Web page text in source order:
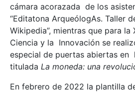
cámara acorazada de los
“Editatona ArqueólogAs. Taller
Wikipedia”, mientras que para la
Ciencia y la Innovación se
especial de puertas abiertas en
titulada La moneda: una
En febrero de 2022 la plantilla